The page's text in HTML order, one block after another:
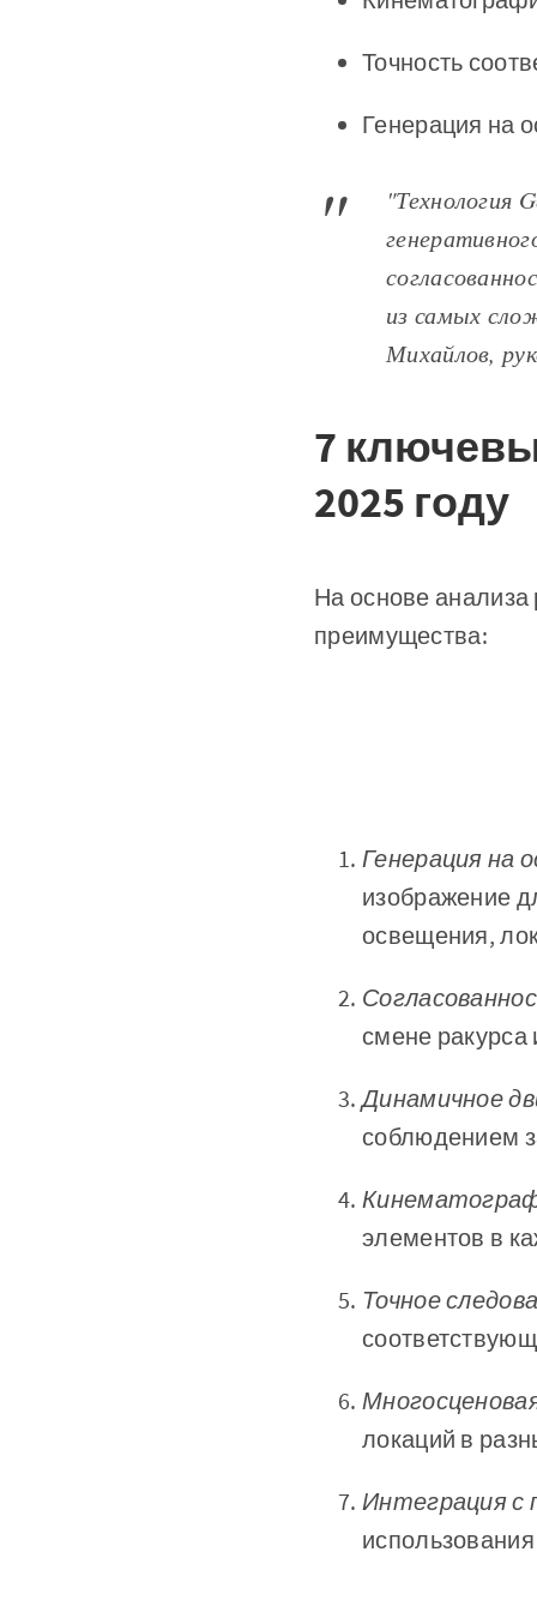
Точность
Генерация на
"Технология
из самых
Михайлов,
7
2025 году
На основе
преимущества:
Генерация на
изображение
освещения,
смене ракурса
Динамичное
соблюдением
элементов в
Точное
локаций в
Интеграция с